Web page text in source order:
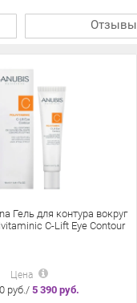
Отзывы
Гель для контура вокруг
C-Lift Eye Contour
Цена
руб./5 390 руб.